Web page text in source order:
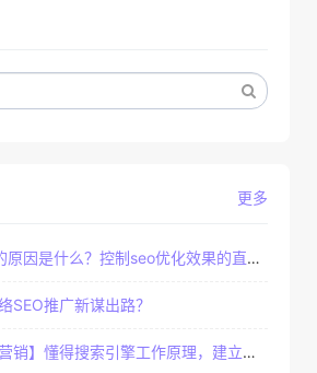
更多
因是什么？控制seo优化效果的直接因素
SEO推广新谋出路？
】懂得搜索引擎工作原理，建立准确客户群体